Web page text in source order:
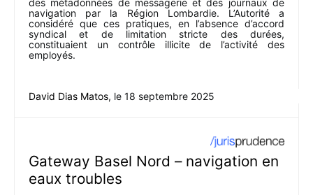
des métadonnées de messagerie et des journaux de
navigation par la Région Lombardie. L’Autorité a
considéré que ces pratiques, en l’absence d’accord
syndical et de limitation stricte des durées,
constituaient un contrôle illicite de l’activité des
employés.
David Dias Matos, le 18 septembre 2025
Gateway Basel Nord – navigation en
eaux troubles